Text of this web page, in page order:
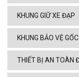
KHUNG GIỮ XE ĐẠP
KHUNG BẢO VỆ
THIẾT BỊ AN TOÀN